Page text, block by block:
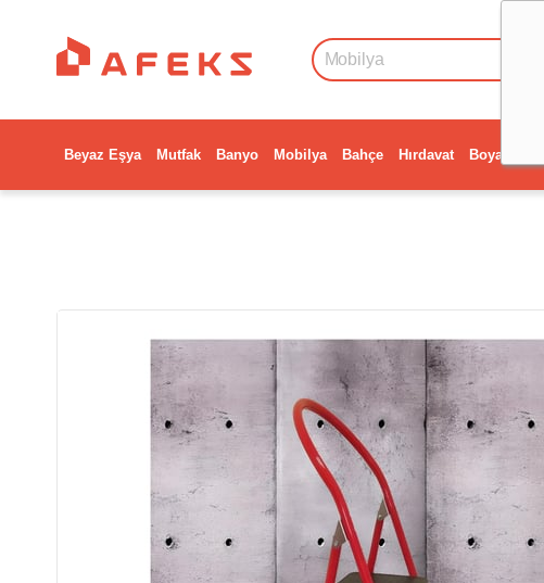
Beyaz Eşya Mutfak Banyo Mobilya Bahçe Hırdavat Boya